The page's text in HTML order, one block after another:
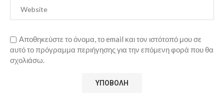
Αποθηκεύστε το όνομα, το email και τον ιστότοπό μου σε
αυτό το πρόγραμμα περιήγησης για την επόμενη φορά που θα
σχολιάσω.